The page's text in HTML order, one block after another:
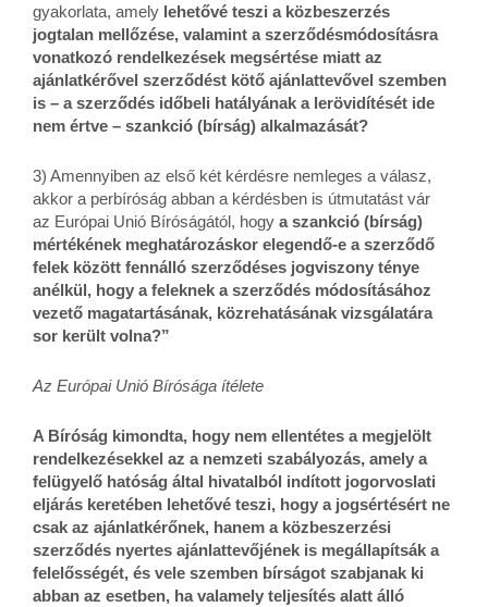
gyakorlata, amely lehetővé teszi a közbeszerzés
jogtalan mellőzése, valamint a szerződésmódosításra
vonatkozó rendelkezések megsértése miatt az
ajánlatkérővel szerződést kötő ajánlattevővel szemben
is – a szerződés időbeli hatályának a lerövidítését ide
nem értve – szankció (bírság) alkalmazását?
3) Amennyiben az első két kérdésre nemleges a válasz,
akkor a perbíróság abban a kérdésben is útmutatást vár
az Európai Unió Bíróságától, hogy a szankció (bírság)
mértékének meghatározáskor elegendő-e a szerződő
felek között fennálló szerződéses jogviszony ténye
anélkül, hogy a feleknek a szerződés módosításához
vezető magatartásának, közrehatásának vizsgálatára
sor került volna?”
Az Európai Unió Bírósága ítélete
A Bíróság kimondta, hogy nem ellentétes a megjelölt
rendelkezésekkel az a nemzeti szabályozás, amely a
felügyelő hatóság által hivatalból indított jogorvoslati
eljárás keretében lehetővé teszi, hogy a jogsértésért ne
csak az ajánlatkérőnek, hanem a közbeszerzési
szerződés nyertes ajánlattevőjének is megállapítsák a
felelősségét, és vele szemben bírságot szabjanak ki
abban az esetben, ha valamely teljesítés alatt álló